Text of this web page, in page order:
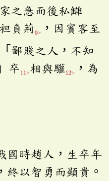
之急而後私讎
負荊 9>
，因賓客至
鄙賤之人，不知
卒 11>相與驩12>
，為
國時趙人，生卒年
終以智勇而顯貴。